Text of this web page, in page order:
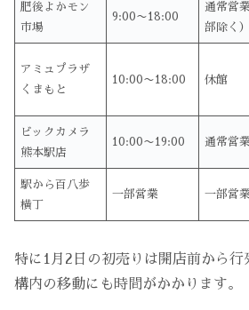
肥後よかモン
市場
9:00〜18:00
通常営
部除く）
アミュプラザ
くまもと
10:00〜18:00 休館
ビックカメラ
熊本駅店
10:00〜19:00 通常営
駅から百八歩
横丁
一部営業 一部営
特に1月2日の初売りは開店前から行
構内の移動にも時間がかかります。